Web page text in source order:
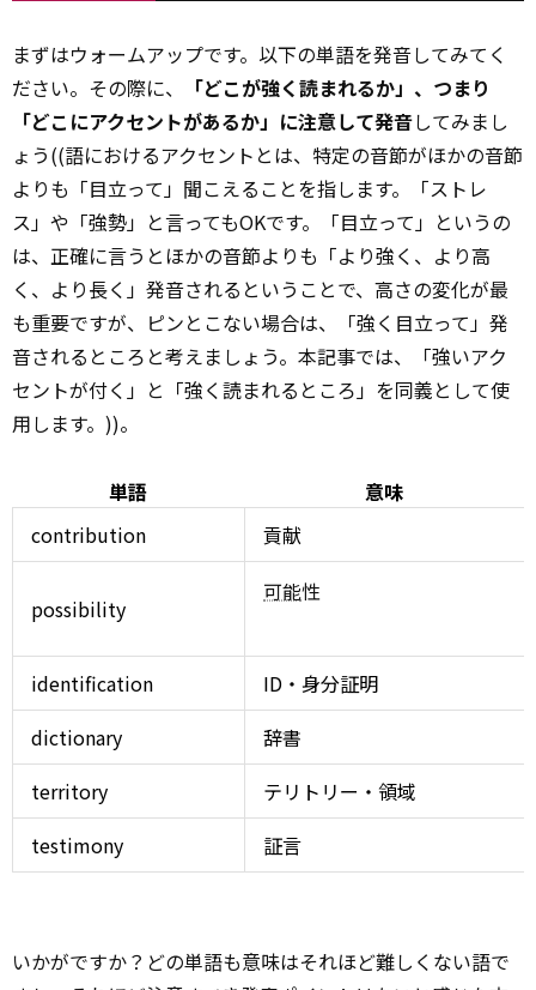
まずはウォームアップです。以下の単語を発音してみてく
ださい。その際に、
「どこが強く読まれるか」、つまり
「どこにアクセントがあるか」に注意して発音してみまし
ょう((語におけるアクセントとは、特定の音節がほかの音節
よりも「目立って」聞こえることを指します。「ストレ
ス」や「強勢」と言ってもOKです。「目立って」というの
は、正確に言うとほかの音節よりも「より強く、より高
く、より長く」発音されるということで、高さの変化が最
も重要ですが、ピンとこない場合は、「強く目立って」発
音されるところと考えましょう。本記事では、「強いアク
セントが付く」と「強く読まれるところ」を同義として使
用します。))。
単語
意味
contribution
貢献
possibility
可能性
identification
ID・身分証明
dictionary
辞書
territory
テリトリー・領域
testimony
証言
いかがですか？どの単語も意味はそれほど難しくない語で